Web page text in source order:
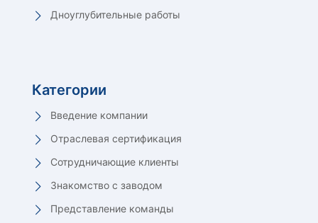
Дноуглубительные работы
Категории
Введение компании
Отраслевая сертификация
Сотрудничающие клиенты
Знакомство с заводом
Представление команды